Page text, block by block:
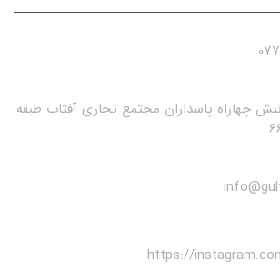
نبش چهاراه پاسداران مجتمع تجاری آفتاب طبقه
https://